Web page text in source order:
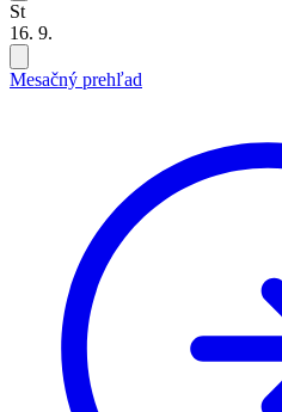
St
16. 9.
Mesačný prehľad